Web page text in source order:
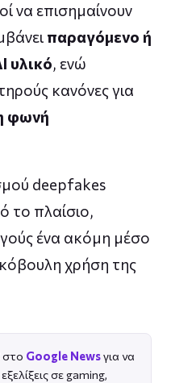
να επισημαίνουν
παραγόμενο ή
υλικό, ενώ
κανόνες για
φωνή
deepfakes
το πλαίσιο,
ένα ακόμη μέσο
χρήση της
στο Google Newsγια να
σε gaming,